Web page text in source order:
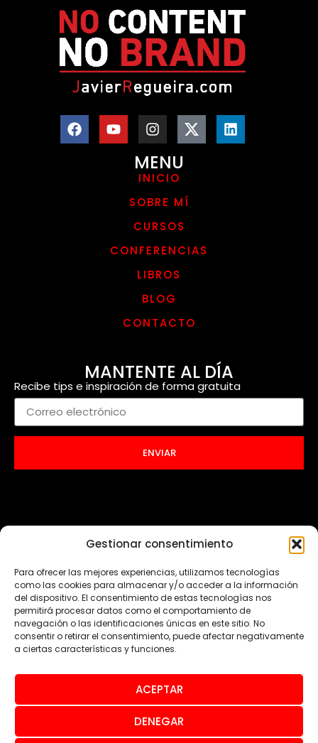
Gestionar consentimiento
Para ofrecer las mejores experiencias, utilizamos tecnologías
como las cookies para almacenar y/o acceder a la información
del dispositivo. El consentimiento de estas tecnologías nos
permitirá procesar datos como el comportamiento de
navegación o las identificaciones únicas en este sitio. No
consentir o retirar el consentimiento, puede afectar negativamente
a ciertas características y funciones.
ACEPTAR
DENEGAR
MENU
INICIO
SOBRE MÍ
CURSOS
CONFERENCIAS
LIBROS
BLOG
CONTACTO
MANTENTE AL DÍA
Recibe tips e inspiración de forma gratuita
ENVIAR
© Todos los derechos reservados 2024